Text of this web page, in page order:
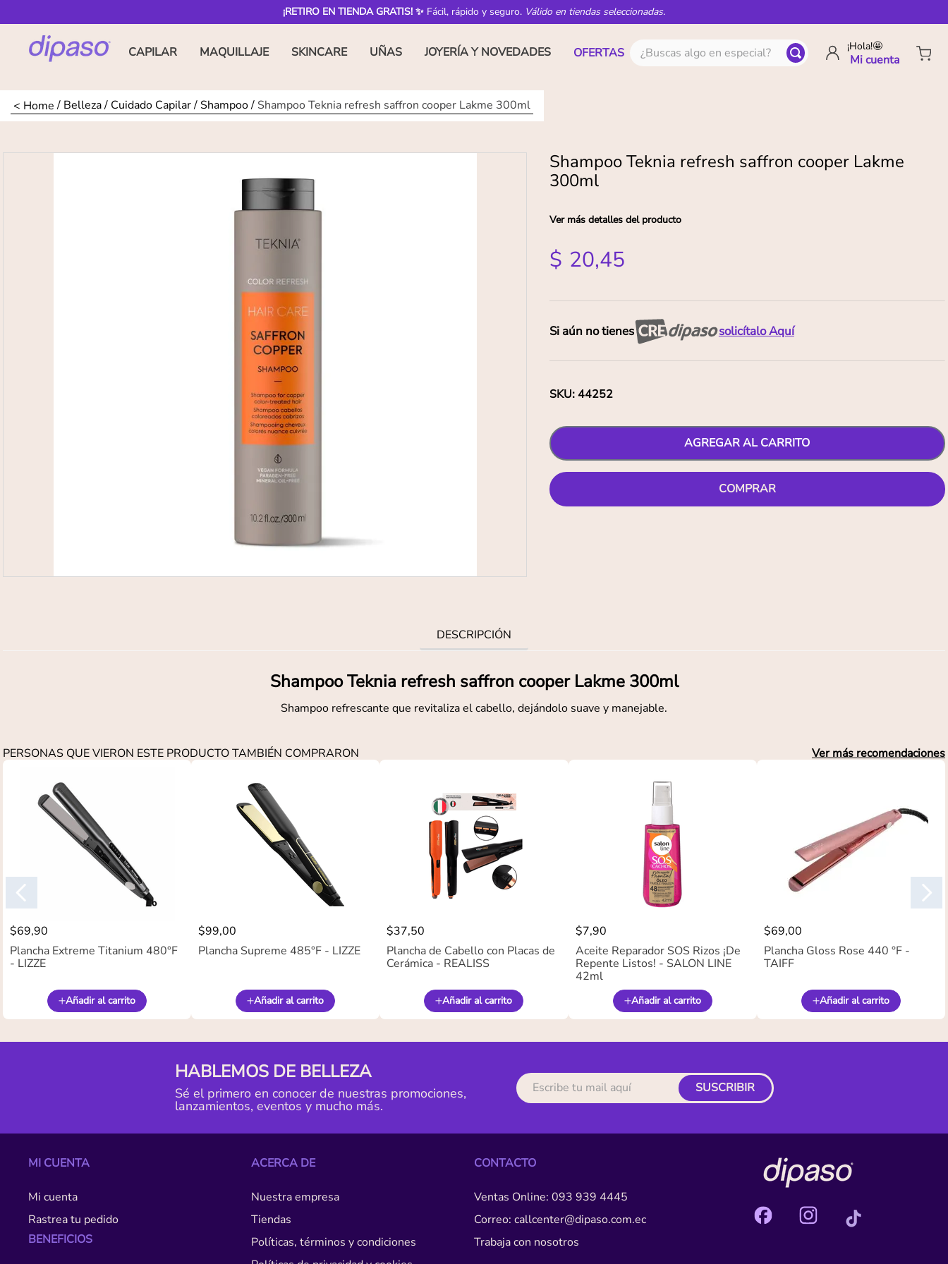
¡RETIRO EN TIENDA GRATIS! ✨ Fácil, rápido y seguro. Válido en tiendas seleccionadas.
CAPILAR MAQUILLAJE SKINCARE UÑAS JOYERÍA Y NOVEDADES OFERTAS ¿Buscas algo en especial? ¡Hola!🤩
Belleza Cuidado Capilar Shampoo Shampoo Teknia refresh saffron cooper Lakme 300ml
Shampoo Teknia refresh saffron cooper Lakme
300ml
Ver más detalles del producto
$ 20,45
Si aún no tienes solicítalo Aquí
SKU:44252
AGREGAR AL CARRITO
COMPRAR
DESCRIPCIÓN
Shampoo Teknia refresh saffron cooper Lakme 300ml
Shampoo refrescante que revitaliza el cabello, dejándolo suave y manejable.
PERSONAS QUE VIERON ESTE PRODUCTO TAMBIÉN COMPRARON Ver más recomendaciones
$69,90
Plancha Extreme Titanium 480°F
- LIZZE
Añadir al carrito
$99,00
Plancha Supreme 485°F - LIZZE
Añadir al carrito
$37,50
Plancha de Cabello con Placas de
Cerámica - REALISS
Añadir al carrito
$7,90
Aceite Reparador SOS Rizos ¡De
Repente Listos! - SALON LINE
42ml
Añadir al carrito
$69,00
Plancha Gloss Rose 440 °F -
TAIFF
Añadir al carrito
HABLEMOS DE BELLEZA
Sé el primero en conocer de nuestras promociones,
lanzamientos, eventos y mucho más.
SUSCRIBIR
MI CUENTA
Mi cuenta
Rastrea tu pedido
BENEFICIOS
ACERCA DE
Nuestra empresa
Tiendas
Políticas, términos y condiciones
CONTACTO
Ventas Online: 093 939 4445
Correo: callcenter@dipaso.com.ec
Trabaja con nosotros